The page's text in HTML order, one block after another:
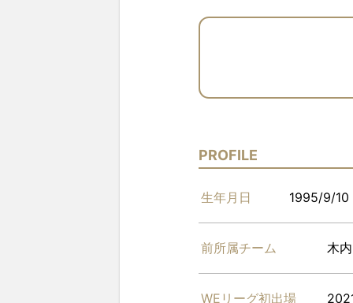
PROFILE
生年月日 1995/9/10
前所属チーム 木
WEリーグ初出場